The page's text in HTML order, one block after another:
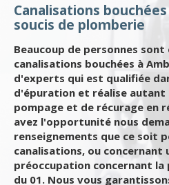
Canalisations
soucis de plomberie
Beaucoup de personnes
canalisations bouchées à
d'experts qui est qualifiée
d'épuration et réalise autant
pompage et de récurage en
avez l'opportunité nous
renseignements que ce soit
canalisations, ou concernant
préoccupation concernant
du 01. Nous vous